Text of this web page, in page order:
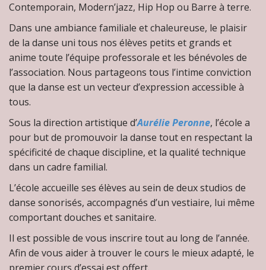
Contemporain, Modern’jazz, Hip Hop ou Barre à terre.
Dans une ambiance familiale et chaleureuse, le plaisir
de la danse uni tous nos élèves petits et grands et
anime toute l’équipe professorale et les bénévoles de
l’association. Nous partageons tous l’intime conviction
que la danse est un vecteur d’expression accessible à
tous.
Sous la direction artistique d’Aurélie Peronne, l’école a
pour but de promouvoir la danse tout en respectant la
spécificité de chaque discipline, et la qualité technique
dans un cadre familial.
L’école accueille ses élèves au sein de deux studios de
danse sonorisés, accompagnés d’un vestiaire, lui même
comportant douches et sanitaire.
Il est possible de vous inscrire tout au long de l’année.
Afin de vous aider à trouver le cours le mieux adapté, le